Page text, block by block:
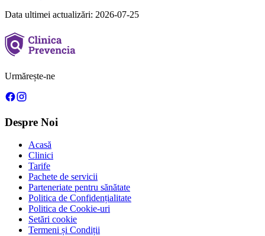
Data ultimei actualizări: 2026-07-25
Urmărește-ne
Despre Noi
Acasă
Clinici
Tarife
Pachete de servicii
Parteneriate pentru sănătate
Politica de Confidențialitate
Politica de Cookie-uri
Setări cookie
Termeni și Condiții